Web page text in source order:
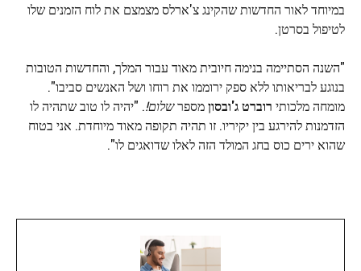
במיוחד לאור החדשות שהקינג צ'ארלס מצמצם את לוח הזמנים שלו
לטיפול בסרטן.
"השנה הסתיימה בנימה חיובית מאוד עבור המלך, והחדשות הטובות
בנוגע לבריאותו ללא ספק ירוממו את רוחו ושל האנשים סביבו".
מומחה מלכותי רוברט ג'ובסוןמספרשלום!. "יהיה לו טוב שתהיה לו
הזדמנות להירגע בין יקיריו. זו תהיה תקופה מאוד מיוחדת. אני בטוח
שהוא ירים כוס בחג המולד הזה לאלו שדואגים לו".